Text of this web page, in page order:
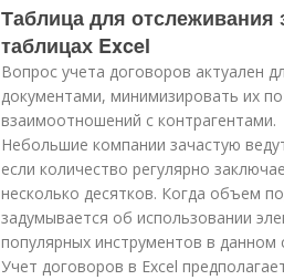
Таблица для отслеживания
таблицах Excel
Вопрос учета договоров актуален
документами, минимизировать их
взаимоотношений с контрагентами.
Небольшие компании зачастую
если количество регулярно
несколько десятков. Когда объем
задумывается об использовании
популярных инструментов в данном
Учет договоров в Excel